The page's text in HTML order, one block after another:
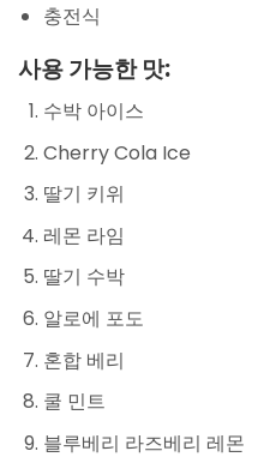
충전식
사용 가능한 맛:
수박 아이스
Cherry Cola Ice
딸기 키위
레몬 라임
딸기 수박
알로에 포도
혼합 베리
쿨 민트
블루베리 라즈베리 레몬